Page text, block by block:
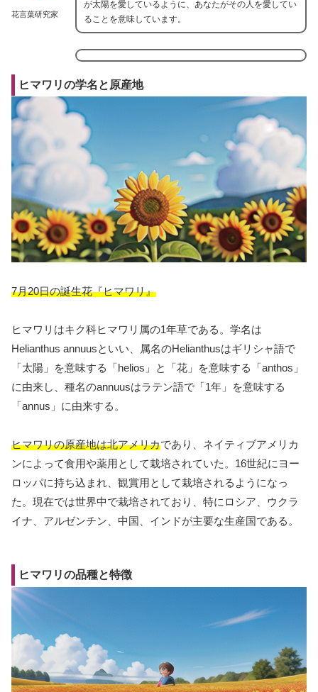
花言葉研究家
が太陽を愛しているように、あなたがその人を愛してい
ることを意味しています。
ヒマワリの学名と原産地
7月20日の誕生花『ヒマワリ』
ヒマワリはキク科ヒマワリ属の1年草である。学名は
Helianthus annuusといい、属名のHelianthusはギリシャ語で
「太陽」を意味する「helios」と「花」を意味する「anthos」
に由来し、種名のannuusはラテン語で「1年」を意味する
「annus」に由来する。
ヒマワリの原産地は北アメリカであり、ネイティブアメリカ
ンによって食用や薬用として栽培されていた。16世紀にヨー
ロッパに持ち込まれ、観賞用として栽培されるようになっ
た。現在では世界中で栽培されており、特にロシア、ウクラ
イナ、アルゼンチン、中国、インドが主要な生産国である。
ヒマワリの品種と特徴